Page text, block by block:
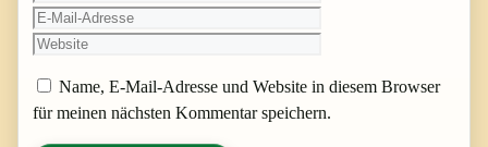
Name, E-Mail-Adresse und Website in diesem Browser
für meinen nächsten Kommentar speichern.